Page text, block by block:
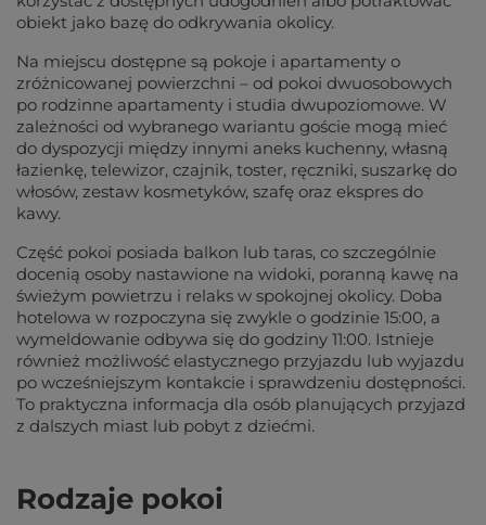
obiekt jako bazę do odkrywania okolicy.
Na miejscu dostępne są pokoje i apartamenty o
zróżnicowanej powierzchni – od pokoi dwuosobowych
po rodzinne apartamenty i studia dwupoziomowe. W
zależności od wybranego wariantu goście mogą mieć
do dyspozycji między innymi aneks kuchenny, własną
łazienkę, telewizor, czajnik, toster, ręczniki, suszarkę do
włosów, zestaw kosmetyków, szafę oraz ekspres do
kawy.
Część pokoi posiada balkon lub taras, co szczególnie
docenią osoby nastawione na widoki, poranną kawę na
świeżym powietrzu i relaks w spokojnej okolicy. Doba
hotelowa w rozpoczyna się zwykle o godzinie 15:00, a
wymeldowanie odbywa się do godziny 11:00. Istnieje
również możliwość elastycznego przyjazdu lub wyjazdu
po wcześniejszym kontakcie i sprawdzeniu dostępności.
To praktyczna informacja dla osób planujących przyjazd
z dalszych miast lub pobyt z dziećmi.
Rodzaje pokoi